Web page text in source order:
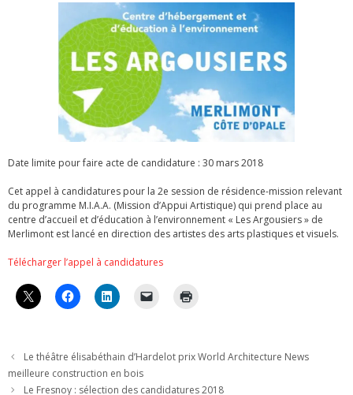
Date limite pour faire acte de candidature : 30 mars 2018
Cet appel à candidatures pour la 2e session de résidence-mission relevant
du programme M.I.A.A. (Mission d’Appui Artistique) qui prend place au
centre d’accueil et d’éducation à l’environnement « Les Argousiers » de
Merlimont est lancé en direction des artistes des arts plastiques et visuels.
Télécharger l’appel à candidatures
Le théâtre élisabéthain d’Hardelot prix World Architecture News
meilleure construction en bois
Le Fresnoy : sélection des candidatures 2018